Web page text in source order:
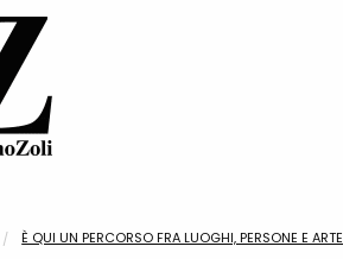
È QUI UN PERCORSO FRA LUOGHI, PERSONE E ARTE